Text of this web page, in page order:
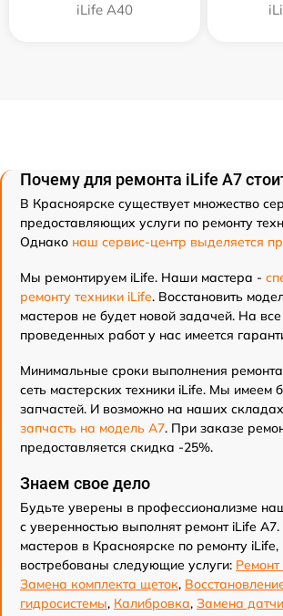
iLife A40
Почему для ремонта iLife A7
В Красноярске существует множество
предоставляющих услуги по ремонту
Однако наш сервис-центр выделяется
Мы ремонтируем iLife. Наши мастера -
ремонту техники iLife. Восстановить
мастеров не будет новой задачей. На
проведенных работ у нас имеется
Минимальные сроки выполнения
сеть мастерских техники iLife. Мы имеем
запчастей. И возможно на наших складах
запчасть на модель A7. При заказе
предоставляется скидка -25%.
Знаем свое дело
Будьте уверены в профессионализме
с уверенностью выполнят ремонт iLife
мастеров в Красноярске по ремонту iLife,
востребованы следующие услуги:
Замена комплекта щеток,
гидросистемы, Калибровка, Замена